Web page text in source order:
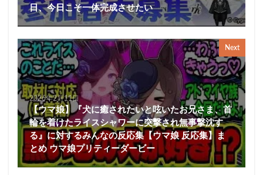
日、今日こそ一体完成させたい
Next
2026年2月11日
【ウマ娘】『犬に癒されたいと呟いたお兄さま、首
輪を着けたライスシャワーに突撃され無事撃沈す
る』に対するみんなの反応集【ウマ娘 反応集】ま
とめ ウマ娘プリティーダービー